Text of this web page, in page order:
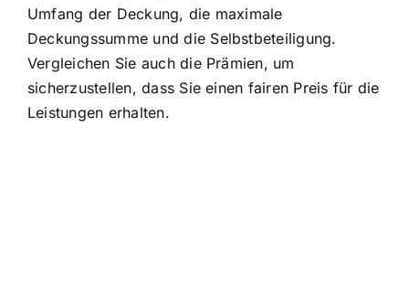
Umfang der Deckung, die maximale
Deckungssumme und die Selbstbeteiligung.
Vergleichen Sie auch die Prämien, um
sicherzustellen, dass Sie einen fairen Preis für die
Leistungen erhalten.